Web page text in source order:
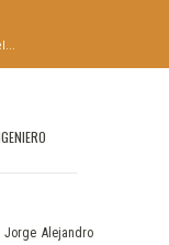
Alejandro